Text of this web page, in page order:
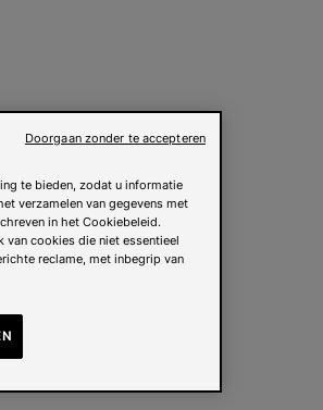
te bieden, zodat u informatie
verzamelen van gegevens met
in het Cookiebeleid.
van cookies die niet essentieel
reclame, met inbegrip van
Doorgaan zonder te accepteren